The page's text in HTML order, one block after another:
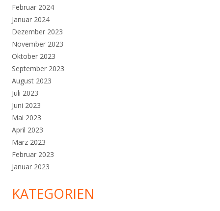
Februar 2024
Januar 2024
Dezember 2023
November 2023
Oktober 2023
September 2023
August 2023
Juli 2023
Juni 2023
Mai 2023
April 2023
März 2023
Februar 2023
Januar 2023
KATEGORIEN